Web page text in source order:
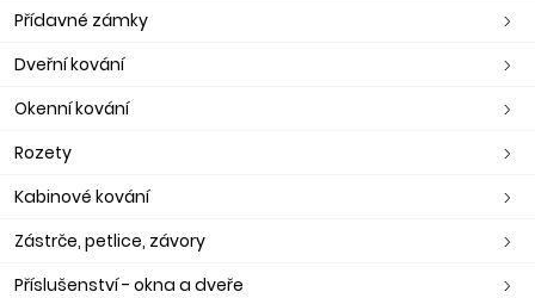
Přídavné zámky
Dveřní kování
Okenní kování
Rozety
Kabinové kování
Zástrče, petlice, závory
Příslušenství - okna a dveře